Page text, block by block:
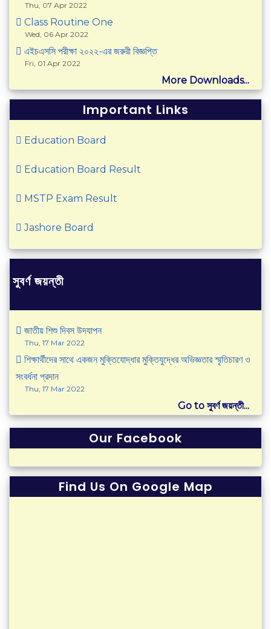
Thu, 07 Apr 2022
Class Routine One
Wed, 06 Apr 2022
এইচএসসি পরীক্ষা ২০২২-এর জরুরী বিজ্ঞপ্তি
Fri, 01 Apr 2022
More Downloads...
Important Links
Education Board
Education Board Result
MSTP Exam Result
Jashore Board
সুবর্ণ জয়ন্তী
জাতীয় শিশু দিবস উদযাপন
Thu, 17 Mar 2022
শিক্ষার্থীদের সাথে একজন মুক্তিযোদ্ধার মুক্তিযুদ্ধের অভিজ্ঞতার স্মৃতিচারণ ও
সংবর্ধনা প্রদান
Thu, 17 Mar 2022
Go to সুবর্ণ জয়ন্তী...
Our Facebook
Find Us On Google Map